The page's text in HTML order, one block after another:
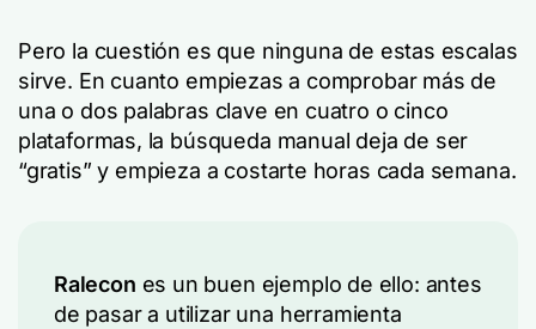
Pero la cuestión es que ninguna de estas escalas
sirve. En cuanto empiezas a comprobar más de
una o dos palabras clave en cuatro o cinco
plataformas, la búsqueda manual deja de ser
“gratis” y empieza a costarte horas cada semana.
Ralecon es un buen ejemplo de ello: antes
de pasar a utilizar una herramienta